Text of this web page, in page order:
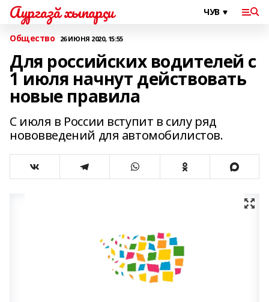
Аургазă хыпарçи
Общество 26 ИЮНЯ 2020, 15:55
Для российских водителей с
1 июля начнут действовать
новые правила
С июля в России вступит в силу ряд
нововведений для автомобилистов.